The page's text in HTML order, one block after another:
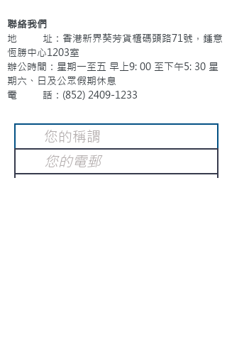
聯絡我們
地 址：香港新界葵芳貨櫃碼頭路71號，鍾意
恆勝中心1203室
辦公時間：星期一至五 早上9: 00 至下午5: 30 星
期六、日及公眾假期休息
電 話：(852) 2409-1233